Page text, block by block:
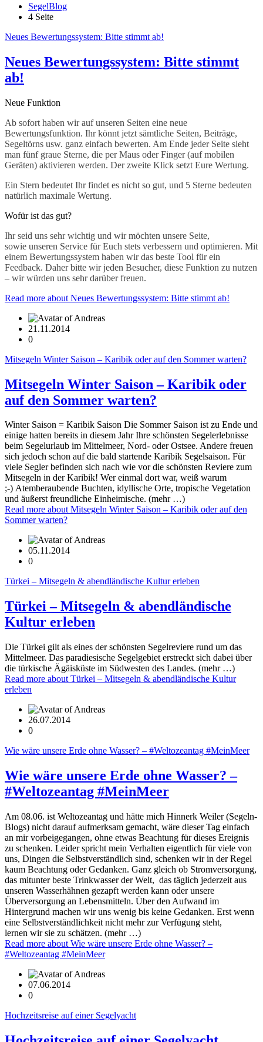
SegelBlog
4 Seite
Neues Bewertungssystem: Bitte stimmt ab!
Neues Bewertungssystem: Bitte stimmt
ab!
Neue Funktion
Ab sofort haben wir auf unseren Seiten eine neue
Bewertungsfunktion. Ihr könnt jetzt sämtliche Seiten, Beiträge,
Segeltörns usw. ganz einfach bewerten. Am Ende jeder Seite sieht
man fünf graue Sterne, die per Maus oder Finger (auf mobilen
Geräten) aktivieren werden. Der zweite Klick setzt Eure Wertung.
Ein Stern bedeutet Ihr findet es nicht so gut, und 5 Sterne bedeuten
natürlich maximale Wertung.
Wofür ist das gut?
Ihr seid uns sehr wichtig und wir möchten unsere Seite,
sowie unseren Service für Euch stets verbessern und optimieren. Mit
einem Bewertungssystem haben wir das beste Tool für ein
Feedback. Daher bitte wir jeden Besucher, diese Funktion zu nutzen
– wir würden uns sehr darüber freuen.
Read more about Neues Bewertungssystem: Bitte stimmt ab!
21.11.2014
0
Mitsegeln Winter Saison – Karibik oder auf den Sommer warten?
Mitsegeln Winter Saison – Karibik oder
auf den Sommer warten?
Winter Saison = Karibik Saison Die Sommer Saison ist zu Ende und
einige hatten bereits in diesem Jahr Ihre schönsten Segelerlebnisse
beim Segelurlaub im Mittelmeer, Nord- oder Ostsee. Andere freuen
sich jedoch schon auf die bald startende Karibik Segelsaison. Für
viele Segler befinden sich nach wie vor die schönsten Reviere zum
Mitsegeln in der Karibik! Wer einmal dort war, weiß warum
;-) Atemberaubende Buchten, idyllische Orte, tropische Vegetation
und äußerst freundliche Einheimische. (mehr …)
Read more about Mitsegeln Winter Saison – Karibik oder auf den
Sommer warten?
05.11.2014
0
Türkei – Mitsegeln & abendländische Kultur erleben
Türkei – Mitsegeln & abendländische
Kultur erleben
Die Türkei gilt als eines der schönsten Segelreviere rund um das
Mittelmeer. Das paradiesische Segelgebiet erstreckt sich dabei über
die türkische Ägäisküste im Südwesten des Landes. (mehr …)
Read more about Türkei – Mitsegeln & abendländische Kultur
erleben
26.07.2014
0
Wie wäre unsere Erde ohne Wasser? – #Weltozeantag #MeinMeer
Wie wäre unsere Erde ohne Wasser? –
#Weltozeantag #MeinMeer
Am 08.06. ist Weltozeantag und hätte mich Hinnerk Weiler (Segeln-
Blogs) nicht darauf aufmerksam gemacht, wäre dieser Tag einfach
an mir vorbeigegangen, ohne etwas Beachtung für dieses Ereignis
zu schenken. Leider spricht mein Verhalten eigentlich für viele von
uns, Dingen die Selbstverständlich sind, schenken wir in der Regel
kaum Beachtung oder Gedanken. Ganz gleich ob Stromversorgung,
das mitunter beste Trinkwasser der Welt, das täglich jederzeit aus
unseren Wasserhähnen gezapft werden kann oder unsere
Überversorgung an Lebensmitteln. Über den Aufwand im
Hintergrund machen wir uns wenig bis keine Gedanken. Erst wenn
eine Selbstverständlichkeit nicht mehr zur Verfügung steht,
lernen wir sie zu schätzen. (mehr …)
Read more about Wie wäre unsere Erde ohne Wasser? –
#Weltozeantag #MeinMeer
07.06.2014
0
Hochzeitsreise auf einer Segelyacht